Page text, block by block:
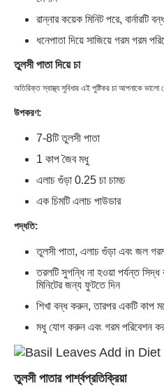
রান্নার কয়েক মিনিট পরে, বার্নারটি
ধনেপাতা দিয়ে সাজিয়ে গরম গরম
তুলসী পাতা দিয়ে চা
অতিরিক্ত স্বাস্থ্য সুবিধার এই পুষ্টিকর চা আপনাকে
উপকরণ:
7-8টি তুলসী পাতা
1 কাপ জৈব মধু
এলাচ গুঁড়া 0.25 চা চামচ
এক চিমটি এলাচ পাউডার
পদ্ধতি:
তুলসী পাতা, এলাচ গুঁড়া এবং জল
তরলটি সুগন্ধি না হওয়া পর্যন্ত
মিনিটের জন্য ফুটতে দিন
শিখা বন্ধ করুন, তারপর একটি কাপ
মধু যোগ করুন এবং গরম পরিবেশন
তুলসী পাতার পার্শ্বপ্রতিক্রিয়া